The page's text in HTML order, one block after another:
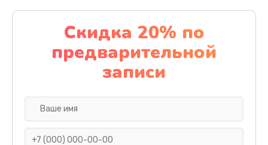
Заказать
Чистка от пыли
1060 руб.
Заказать
Скидка 20% по
предварительной
записи